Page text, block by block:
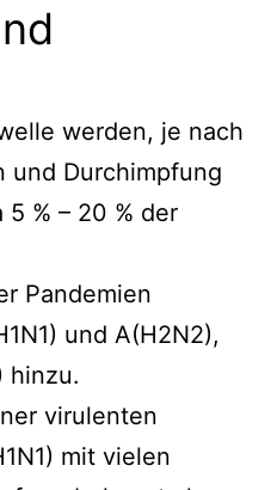
werden, je nach
und Durchimpfung
% – 20 % der
Pandemien
und A(H2N2),
hinzu.
virulenten
mit vielen